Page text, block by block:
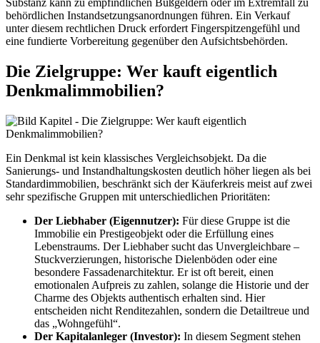
Substanz kann zu empfindlichen Bußgeldern oder im Extremfall zu
behördlichen Instandsetzungsanordnungen führen. Ein Verkauf
unter diesem rechtlichen Druck erfordert Fingerspitzengefühl und
eine fundierte Vorbereitung gegenüber den Aufsichtsbehörden.
Die Zielgruppe: Wer kauft eigentlich
Denkmalimmobilien?
Ein Denkmal ist kein klassisches Vergleichsobjekt. Da die
Sanierungs- und Instandhaltungskosten deutlich höher liegen als bei
Standardimmobilien, beschränkt sich der Käuferkreis meist auf zwei
sehr spezifische Gruppen mit unterschiedlichen Prioritäten:
Der Liebhaber (Eigennutzer): Für diese Gruppe ist die
Immobilie ein Prestigeobjekt oder die Erfüllung eines
Lebenstraums. Der Liebhaber sucht das Unvergleichbare –
Stuckverzierungen, historische Dielenböden oder eine
besondere Fassadenarchitektur. Er ist oft bereit, einen
emotionalen Aufpreis zu zahlen, solange die Historie und der
Charme des Objekts authentisch erhalten sind. Hier
entscheiden nicht Renditezahlen, sondern die Detailtreue und
das „Wohngefühl“.
Der Kapitalanleger (Investor): In diesem Segment stehen